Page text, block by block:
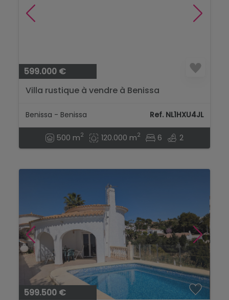
599.000 €
Villa rustique à vendre à Benissa
Benissa - Benissa Ref. NL1HXU4JL
500 m2 120.000 m2 6 2
599.500 €